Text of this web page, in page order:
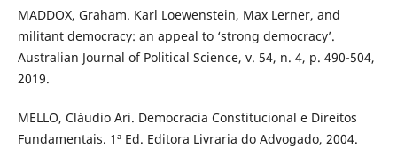
MADDOX, Graham. Karl Loewenstein, Max Lerner, and
militant democracy: an appeal to ‘strong democracy’.
Australian Journal of Political Science, v. 54, n. 4, p. 490-504,
2019.
MELLO, Cláudio Ari. Democracia Constitucional e Direitos
Fundamentais. 1ª Ed. Editora Livraria do Advogado, 2004.